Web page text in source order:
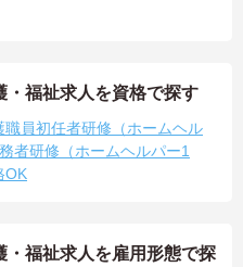
・福祉求人を資格で探す
職員初任者研修（ホームヘル
者研修（ホームヘルパー1
OK
福祉求人を雇用形態で探